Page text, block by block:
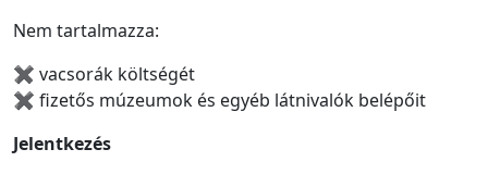
Nem tartalmazza:
✖ vacsorák költségét
✖ fizetős múzeumok és egyéb látnivalók belépőit
Jelentkezés